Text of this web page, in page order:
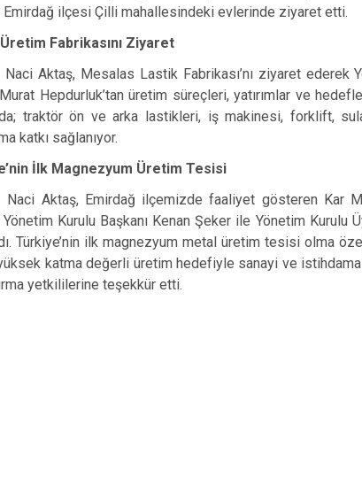
ilçesi Çilli mahallesindeki evlerinde ziyaret etti.
Fabrikasını Ziyaret
Naci Aktaş, Mesalas Lastik Fabrikası’nı ziyaret
Hepdurluk’tan üretim süreçleri, yatırımlar ve
traktör ön ve arka lastikleri, iş makinesi, forklift,
katkı sağlanıyor.
İlk Magnezyum Üretim Tesisi
Naci Aktaş, Emirdağ ilçemizde faaliyet gösteren Kar
Kurulu Başkanı Kenan Şeker ile Yönetim Kurulu
Türkiye’nin ilk magnezyum metal üretim tesisi olma
katma değerli üretim hedefiyle sanayi ve
yetkililerine teşekkür etti.